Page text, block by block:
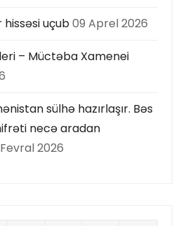
hissəsi uçub09 Aprel 2026
– Müctəba Xamenei
sülhə hazırlaşır. Bəs
necə aradan
2026